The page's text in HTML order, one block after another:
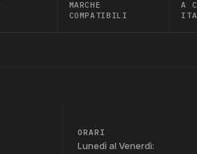
MARCHE
COMPATIBILI
A
ORARI
Lunedì al Venerdì: